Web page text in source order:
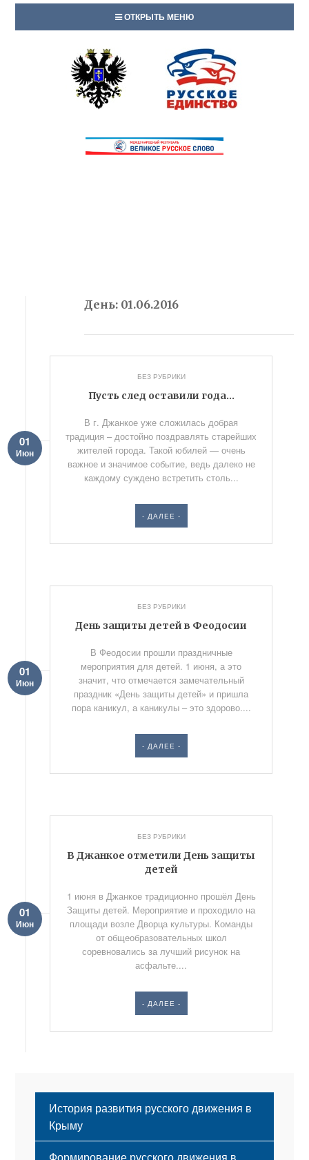
ОТКРЫТЬ МЕНЮ
День: 01.06.2016
БЕЗ РУБРИКИ
Пусть след оставили года…
01
Июн
В г. Джанкое уже сложилась добрая
традиция – достойно поздравлять старейших
жителей города. Такой юбилей — очень
важное и значимое событие, ведь далеко не
каждому суждено встретить столь...
- ДАЛЕЕ -
БЕЗ РУБРИКИ
День защиты детей в Феодосии
01
Июн
В Феодосии прошли праздничные
мероприятия для детей. 1 июня, а это
значит, что отмечается замечательный
праздник «День защиты детей» и пришла
пора каникул, а каникулы – это здорово....
- ДАЛЕЕ -
БЕЗ РУБРИКИ
В Джанкое отметили День защиты
детей
01
Июн
1 июня в Джанкое традиционно прошёл День
Защиты детей. Мероприятие и проходило на
площади возле Дворца культуры. Команды
от общеобразовательных школ
соревновались за лучший рисунок на
асфальте....
- ДАЛЕЕ -
История развития русского движения в
Крыму